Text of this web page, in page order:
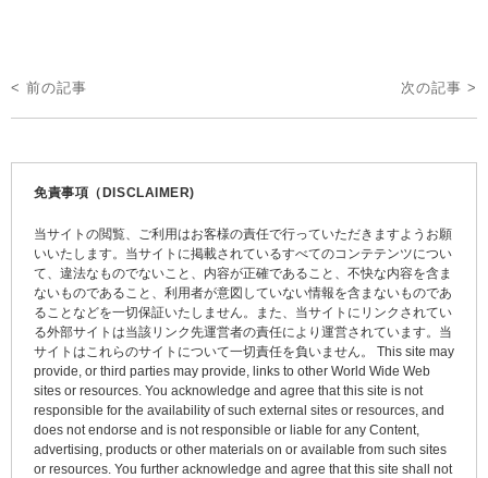
投
稿
< 前の記事 次の記事 >
免責事項（DISCLAIMER)
当サイトの閲覧、ご利用はお客様の責任で行っていただきますようお願
いいたします。当サイトに掲載されているすべてのコンテテンツについ
て、違法なものでないこと、内容が正確であること、不快な内容を含ま
ないものであること、利用者が意図していない情報を含まないものであ
ることなどを一切保証いたしません。また、当サイトにリンクされてい
る外部サイトは当該リンク先運営者の責任により運営されています。当
サイトはこれらのサイトについて一切責任を負いません。 This site may
provide, or third parties may provide, links to other World Wide Web
sites or resources. You acknowledge and agree that this site is not
responsible for the availability of such external sites or resources, and
does not endorse and is not responsible or liable for any Content,
advertising, products or other materials on or available from such sites
or resources. You further acknowledge and agree that this site shall not